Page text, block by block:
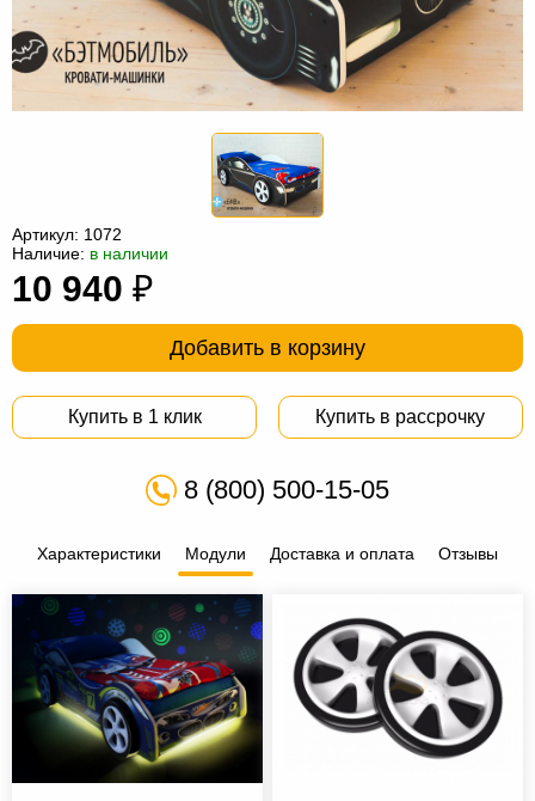
мебель
Столы
Мебель
мешки
Мебель
из
Садовая
Артикул: 1072
Наличие: в наличии
10 940 ₽
Добавить в корзину
Купить в 1 клик Купить в рассрочку
8 (800) 500-15-05
Характеристики Модули Доставка и оплата Отзывы